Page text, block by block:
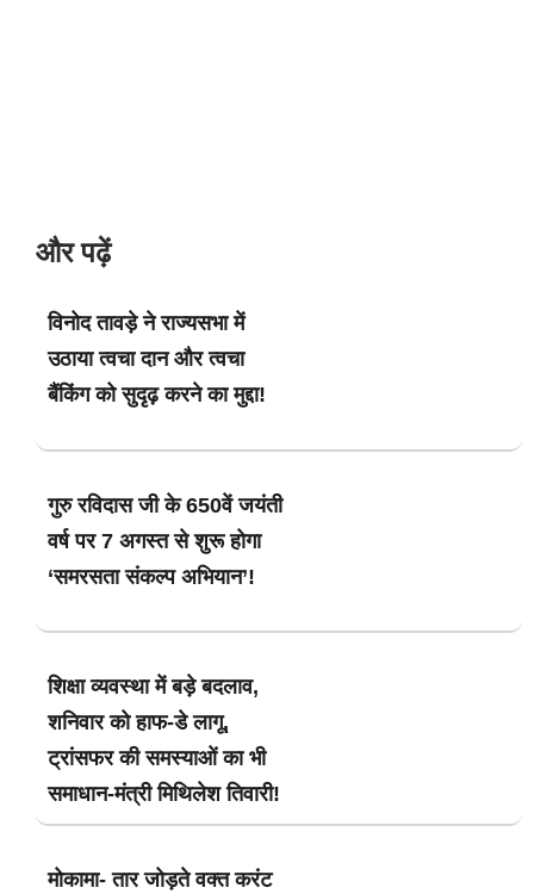
और पढ़ें
विनोद तावड़े ने राज्यसभा में
उठाया त्वचा दान और त्वचा
बैंकिंग को सुदृढ़ करने का मुद्दा!
गुरु रविदास जी के 650वें जयंती
वर्ष पर 7 अगस्त से शुरू होगा
‘समरसता संकल्प अभियान’!
शिक्षा व्यवस्था में बड़े बदलाव,
शनिवार को हाफ-डे लागू,
ट्रांसफर की समस्याओं का भी
समाधान-मंत्री मिथिलेश तिवारी!
मोकामा- तार जोड़ते वक्त करंट